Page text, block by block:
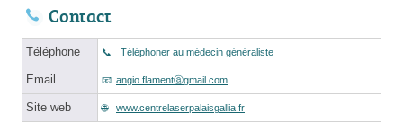
Contact
Téléphone Téléphoner au médecin généraliste
Email angio.flamentⓐgmail.com
Site web www.centrelaserpalaisgallia.fr